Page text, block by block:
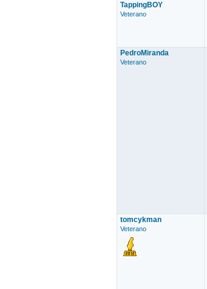
TappingBOY
Veterano
PedroMiranda
Veterano
tomcykman
Veterano